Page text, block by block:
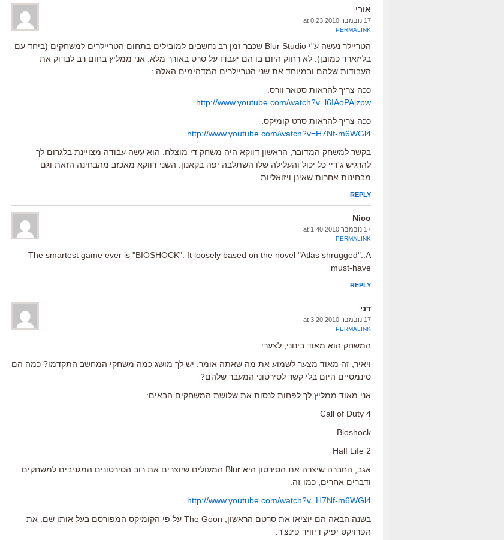
אורי
17 נובמבר 2010 at 0:23
PERMALINK
הטריילר נעשה ע"י Blur Studio שכבר זמן רב נחשבים למובילים בתחום הטריילרים למשחקים (ביחד עם
בליזארד כמובן). לא רחוק היום בו הם יעבדו על סרט באורך מלא. אני ממליץ בחום רב לבדוק את
העבודות שלהם ובמיוחד את שני הטריילרים המדהימים האלה :
ככה צריך להראות סטאר וורס:
http://www.youtube.com/watch?v=l6IAoPAjzpw
ככה צריך להראות סרט קומיקס:
http://www.youtube.com/watch?v=H7Nf-m6WGl4
בקשר למשחק המדובר, הראשון דווקא היה משחק די מוצלח. הוא עשה עבודה מצויינת בלגרום לך
להרגיש ג'דיי כל יכול והעלילה שלו השתלבה יפה בקאנון. השני דווקא מאכזב מהבחינה הזאת וגם
מבחינות אחרות שאינן ויזואליות.
REPLY
Nico
17 נובמבר 2010 at 1:40
PERMALINK
The smartest game ever is "BIOSHOCK". It loosely based on the novel "Atlas shrugged"..A
must-have
REPLY
דני
17 נובמבר 2010 at 3:20
PERMALINK
המשחק הוא מאוד בינוני, לצערי.
ויאיר, זה מאוד מצער לשמוע את מה שאתה אומר. יש לך מושג כמה משחקי המחשב התקדמו? כמה הם
סינמטיים היום בלי קשר לסירטוני המעבר שלהם?
אני מאוד ממליץ לך לפחות לנסות את שלושת המשחקים הבאים:
Call of Duty 4
Bioshock
Half Life 2
אגב, החברה שיצרה את הסירטון היא Blur המעולים שיוצרים את רוב הסירטונים המגניבים למשחקים
ודברים אחרים, כמו זה:
http://www.youtube.com/watch?v=H7Nf-m6WGl4
בשנה הבאה הם יוציאו את סרטם הראשון, The Goon על פי הקומיקס המפורסם בעל אותו שם. את
הפרויקט יפיק דיוויד פינצ'ר.